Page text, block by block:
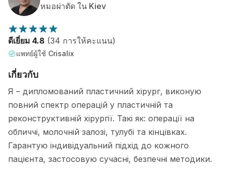
หมอผ่าตัด ใน Kiev
ดีเยี่ยม 4.8 (34 การให้คะแนน)
แพทย์ผู้ใช้ Crisalix
เกี่ยวกับ
Я – дипломований пластичний хірург, виконую
повний спектр операцій у пластичній та
реконструктивній хірургії. Такі як: операції на
обличчі, молочній залозі, тулубі та кінцівках.
Гарантую індивідуальний підхід до кожного
пацієнта, застосовую сучасні, безпечні методики.